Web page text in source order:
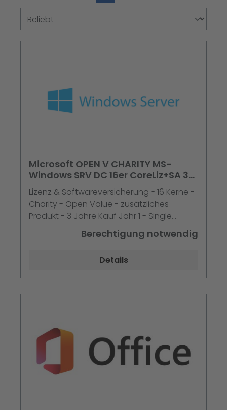
Microsoft OPEN V CHARITY MS-
Windows SRV DC 16er CoreLiz+SA 3
Jahre im 1. Jahr
Lizenz & Softwareversicherung - 16 Kerne -
Charity - Open Value - zusätzliches
Produkt - 3 Jahre Kauf Jahr 1 - Single
Berechtigung notwendig
Details